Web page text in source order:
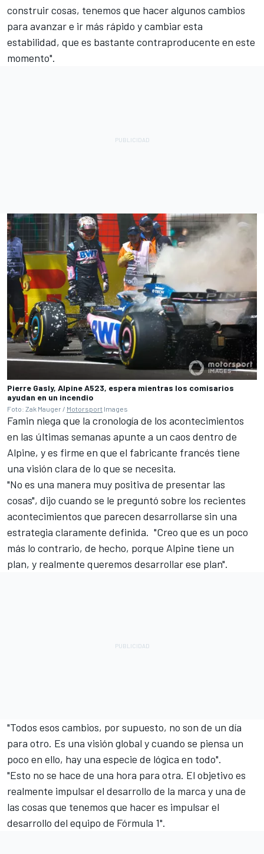
construir cosas, tenemos que hacer algunos cambios
para avanzar e ir más rápido y cambiar esta
estabilidad, que es bastante contraproducente en este
momento".
Pierre Gasly, Alpine A523, espera mientras los comisarios
ayudan en un incendio
Foto: Zak Mauger / Motorsport Images
Famin niega que la cronología de los acontecimientos
en las últimas semanas apunte a un caos dentro de
Alpine, y es firme en que el fabricante francés tiene
una visión clara de lo que se necesita.
"No es una manera muy positiva de presentar las
cosas", dijo cuando se le preguntó sobre los recientes
acontecimientos que parecen desarrollarse sin una
estrategia claramente definida. "Creo que es un poco
más lo contrario, de hecho, porque Alpine tiene un
plan, y realmente queremos desarrollar ese plan".
"Todos esos cambios, por supuesto, no son de un día
para otro. Es una visión global y cuando se piensa un
poco en ello, hay una especie de lógica en todo".
"Esto no se hace de una hora para otra. El objetivo es
realmente impulsar el desarrollo de la marca y una de
las cosas que tenemos que hacer es impulsar el
desarrollo del equipo de Fórmula 1".